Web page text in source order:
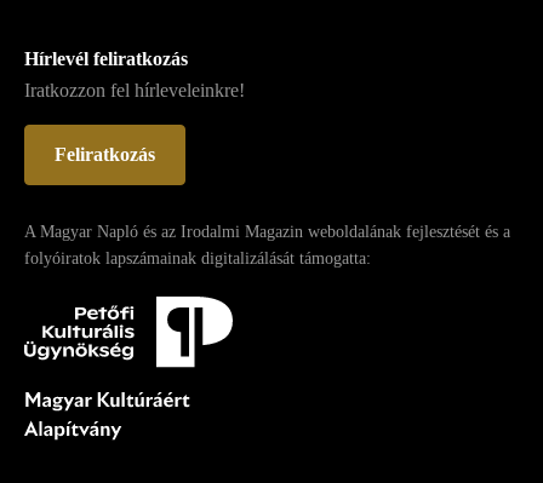
Hírlevél feliratkozás
Iratkozzon fel hírleveleinkre!
Feliratkozás
A Magyar Napló és az Irodalmi Magazin weboldalának fejlesztését és a
folyóiratok lapszámainak digitalizálását támogatta: